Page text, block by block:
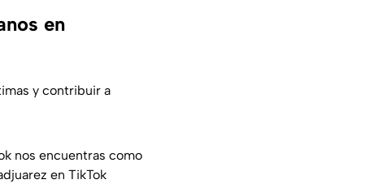
en
y contribuir a
nos encuentras como
en TikTok